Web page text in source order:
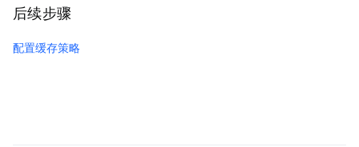
后续步骤
配置缓存策略